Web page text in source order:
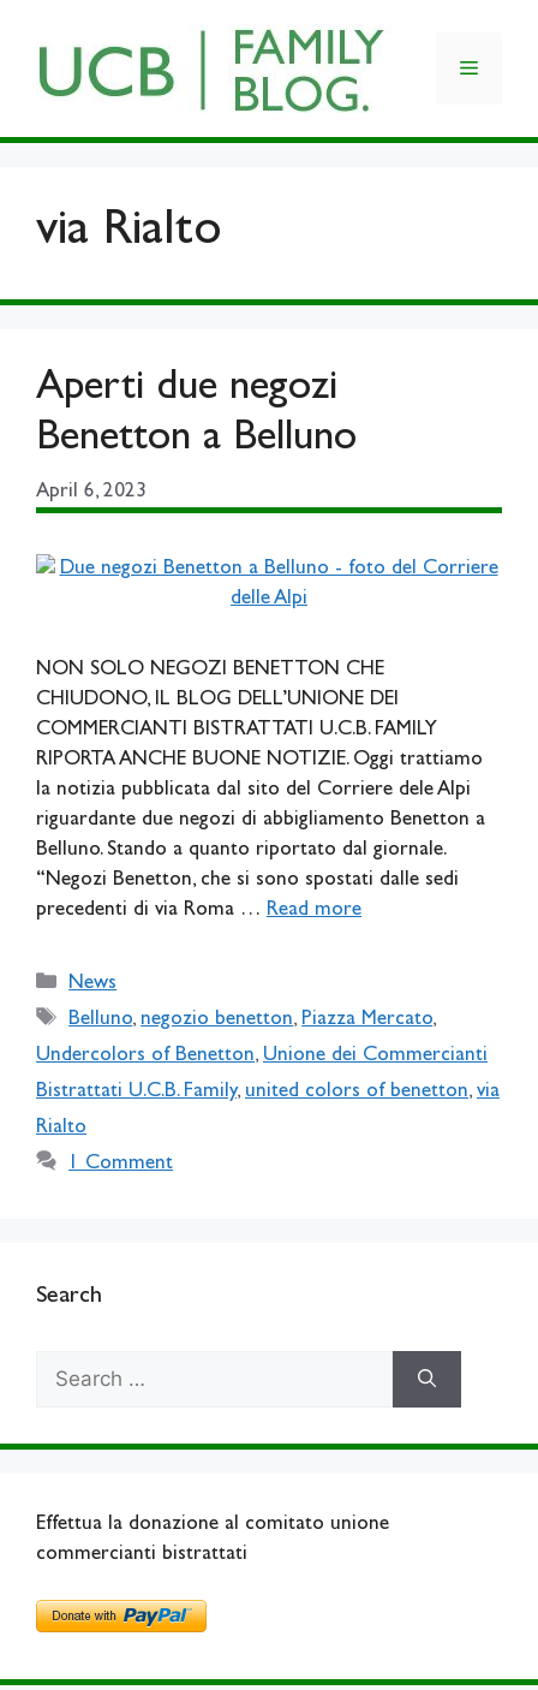
content
Menu
via Rialto
Aperti due negozi
Benetton a Belluno
April 6, 2023
NON SOLO NEGOZI BENETTON CHE
CHIUDONO, IL BLOG DELL’UNIONE DEI
COMMERCIANTI BISTRATTATI U.C.B. FAMILY
RIPORTA ANCHE BUONE NOTIZIE. Oggi trattiamo
la notizia pubblicata dal sito del Corriere dele Alpi
riguardante due negozi di abbigliamento Benetton a
Belluno. Stando a quanto riportato dal giornale.
“Negozi Benetton, che si sono spostati dalle sedi
precedenti di via Roma … Read more
Categories
News
Tags
Belluno, negozio benetton, Piazza Mercato,
Undercolors of Benetton, Unione dei Commercianti
Bistrattati U.C.B. Family, united colors of benetton, via
Rialto
1 Comment
Search
Effettua la donazione al comitato unione
commercianti bistrattati